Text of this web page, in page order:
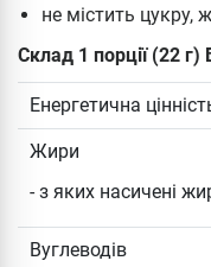
не містить цукру,
Склад 1 порції (22
Енергетична
Жири
- з яких насичені
Вуглеводів